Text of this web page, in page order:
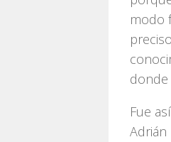
modo
donde
Fue